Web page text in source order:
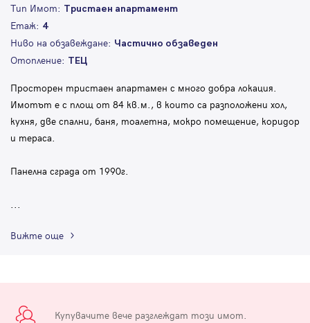
Тип Имот: Тристаен апартамент
Етаж: 4
Ниво на обзавеждане: Частично обзаведен
Отопление: ТЕЦ
Просторен тристаен апартамен с много добра локация.
Имотът е с площ от 84 кв.м., в които са разположени хол,
кухня, две спални, баня, тоалетна, мокро помещение, коридор
и тераса.
Панелна сграда от 1990г.
...
Вижте още
Купувачите вече разглеждат този имот.